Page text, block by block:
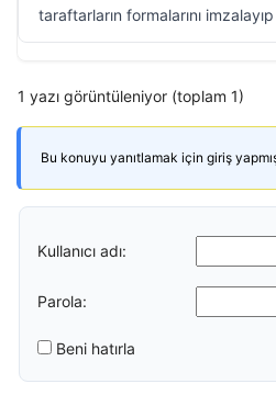
taraftarların formalarını
1 yazı görüntüleniyor (toplam 1)
Bu konuyu yanıtlamak için giriş yapmış
Kullanıcı adı:
Parola:
Beni hatırla